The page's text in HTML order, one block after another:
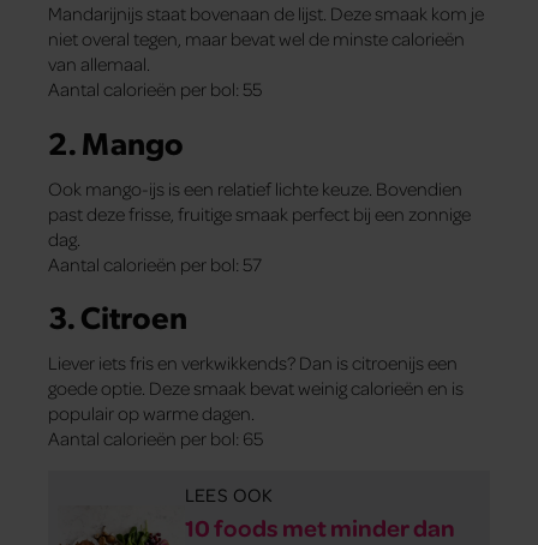
Mandarijnijs staat bovenaan de lijst. Deze smaak kom je
niet overal tegen, maar bevat wel de minste calorieën
van allemaal.
Aantal calorieën per bol: 55
2. Mango
Ook mango-ijs is een relatief lichte keuze. Bovendien
past deze frisse, fruitige smaak perfect bij een zonnige
dag.
Aantal calorieën per bol: 57
3. Citroen
Liever iets fris en verkwikkends? Dan is citroenijs een
goede optie. Deze smaak bevat weinig calorieën en is
populair op warme dagen.
Aantal calorieën per bol: 65
LEES OOK
10 foods met minder dan